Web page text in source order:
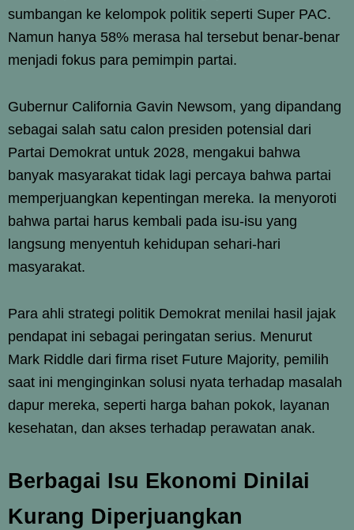
sumbangan ke kelompok politik seperti Super PAC.
Namun hanya 58% merasa hal tersebut benar-benar
menjadi fokus para pemimpin partai.
Gubernur California Gavin Newsom, yang dipandang
sebagai salah satu calon presiden potensial dari
Partai Demokrat untuk 2028, mengakui bahwa
banyak masyarakat tidak lagi percaya bahwa partai
memperjuangkan kepentingan mereka. Ia menyoroti
bahwa partai harus kembali pada isu-isu yang
langsung menyentuh kehidupan sehari-hari
masyarakat.
Para ahli strategi politik Demokrat menilai hasil jajak
pendapat ini sebagai peringatan serius. Menurut
Mark Riddle dari firma riset Future Majority, pemilih
saat ini menginginkan solusi nyata terhadap masalah
dapur mereka, seperti harga bahan pokok, layanan
kesehatan, dan akses terhadap perawatan anak.
Berbagai Isu Ekonomi Dinilai
Kurang Diperjuangkan